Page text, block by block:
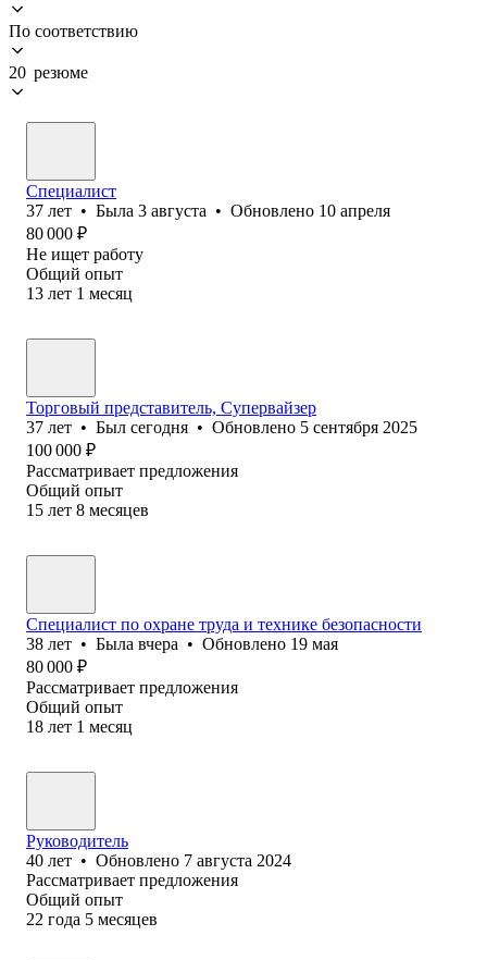
По соответствию
20 резюме
Специалист
37 лет • Была 3 августа • Обновлено 10 апреля
80 000 ₽
Не ищет работу
Общий опыт
13 лет 1 месяц
Торговый представитель, Супервайзер
37 лет • Был сегодня • Обновлено 5 сентября 2025
100 000 ₽
Рассматривает предложения
Общий опыт
15 лет 8 месяцев
Специалист по охране труда и технике безопасности
38 лет • Была вчера • Обновлено 19 мая
80 000 ₽
Рассматривает предложения
Общий опыт
18 лет 1 месяц
Руководитель
40 лет • Обновлено 7 августа 2024
Рассматривает предложения
Общий опыт
22 года 5 месяцев